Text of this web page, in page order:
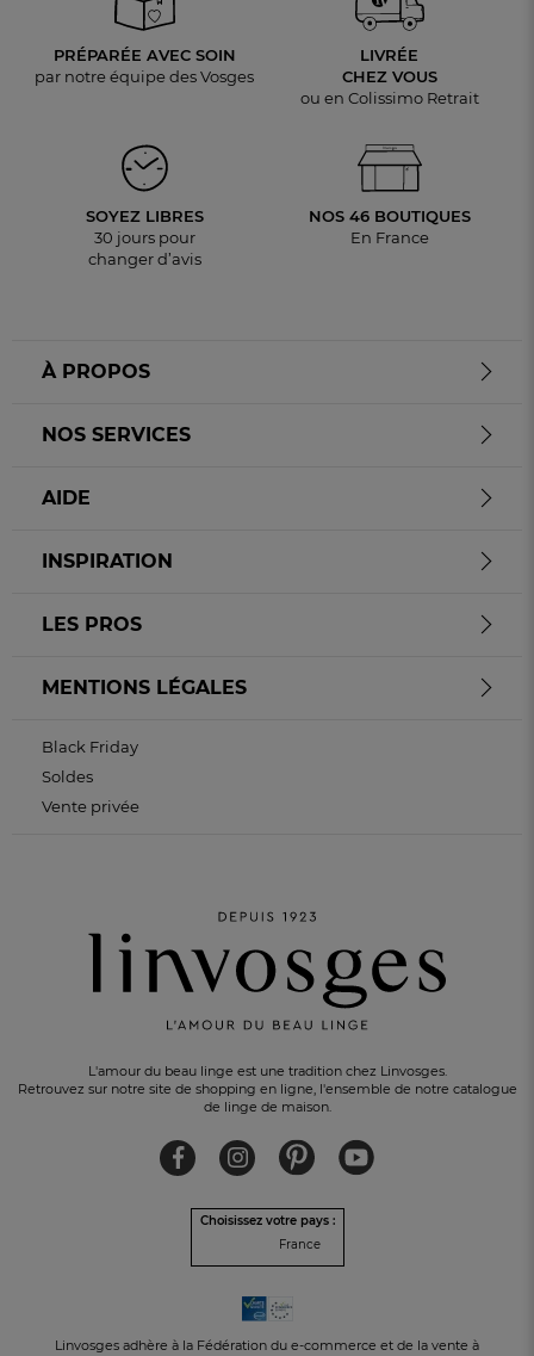
ÉLU 7ÈME MEILLEUR SITEde vente en France
PRÉPARÉE AVEC SOIN
par notre équipe des Vosges
LIVRÉE
CHEZ VOUS
ou en Colissimo Retrait
SOYEZ LIBRES
30 jours pour
changer d’avis
NOS 46 BOUTIQUES
En France
L'amour du beau linge est une tradition chez Linvosges.
Retrouvez sur notre site de shopping en ligne, l'ensemble de notre catalogue
de linge de maison.
Choisissez votre pays :
France
Linvosges adhère à la Fédération du e-commerce et de la vente à
À PROPOS
NOS SERVICES
AIDE
INSPIRATION
LES PROS
MENTIONS LÉGALES
Black Friday
Soldes
Vente privée